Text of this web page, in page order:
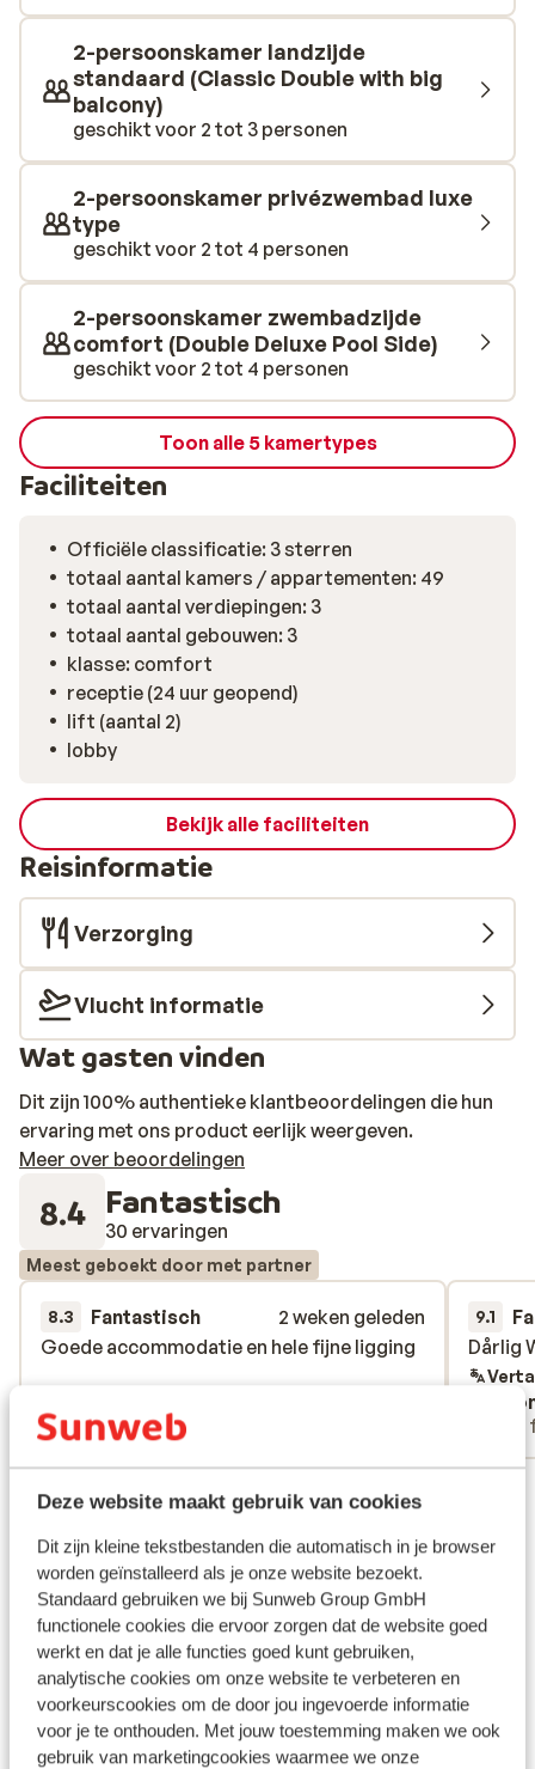
Deze website maakt gebruik van cookies
Dit zijn kleine tekstbestanden die automatisch in je browser
worden geïnstalleerd als je onze website bezoekt.
Standaard gebruiken we bij Sunweb Group GmbH
functionele cookies die ervoor zorgen dat de website goed
werkt en dat je alle functies goed kunt gebruiken,
analytische cookies om onze website te verbeteren en
voorkeurscookies om de door jou ingevoerde informatie
voor je te onthouden. Met jouw toestemming maken we ook
gebruik van marketingcookies waarmee we onze
met een drankje bij de Sambuca bar. Ook de kinderen
vermaken zich prima in hun eigen zwembadje en
speelruimte. Wil je een dag het eiland gaan verkennen?
De vriendelijke medewerkers geven graag tips voor het
maken van uitstapjes.
2-persoonskamer landzijde
standaard (Classic Double with big
balcony)
geschikt voor 2 tot 3 personen
2-persoonskamer privézwembad luxe
type
geschikt voor 2 tot 4 personen
2-persoonskamer zwembadzijde
comfort (Double Deluxe Pool Side)
geschikt voor 2 tot 4 personen
Toon alle 5 kamertypes
Faciliteiten
Officiële classificatie: 3 sterren
totaal aantal kamers / appartementen: 49
totaal aantal verdiepingen: 3
totaal aantal gebouwen: 3
klasse: comfort
receptie (24 uur geopend)
lift (aantal 2)
lobby
Bekijk alle faciliteiten
Reisinformatie
Verzorging
Vlucht informatie
Wat gasten vinden
Dit zijn 100% authentieke klantbeoordelingen die hun
ervaring met ons product eerlijk weergeven.
Meer over beoordelingen
8.4 Fantastisch
30 ervaringen
Meest geboekt door met partner
8.3 Fantastisch
2 weken geleden
Goede accommodatie en hele fijne ligging
Goede accommodatie en hele fijne ligging
Met partner
9.1
Dårlig
Dårlig
Bekijk op kaart